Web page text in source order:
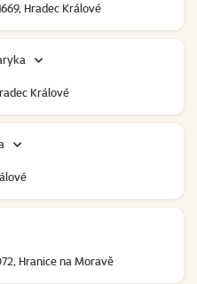
Hradec Králové
Králové
Hranice na Moravě